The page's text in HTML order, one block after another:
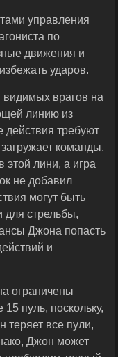
управления
по
движения и
ударов.
видимых врагов на
линию из
действия требуют
команды,
этой лини, а игра
не добавил
могут быть
стрельбы,
Джона попасть
и
ограничены
пуль, поскольку,
теряет все пули,
Джон может